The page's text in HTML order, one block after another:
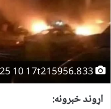
اړوند خبرونه: